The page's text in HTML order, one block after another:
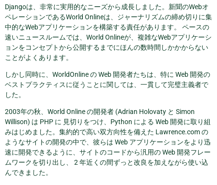
Djangoは、非常に実用的なニーズから成長しました。新聞のWebオ
ペレーションであるWorld Onlineは、ジャーナリズムの締め切りに集
中的なWebアプリケーションを構築する責任があります。 ペースの
速いニュースルームでは、World Onlineが、複雑なWebアプリケーシ
ョンをコンセプトから公開するまでにほんの数時間しかかからない
ことがよくあります。
しかし同時に、WorldOnline の Web 開発者たちは、特に Web 開発の
ベストプラクティスに従うことに関しては、一貫して完璧主義者で
した。
2003年の秋、World Online の開発者 (Adrian Holovaty と Simon
Willison) は PHP に 見切りをつけ、Python による Web 開発に取り組
みはじめました。集約的で高い双方向性を備えた Lawrence.com の
ようなサイトの開発の中で、彼らは Web アプリケーションをより迅
速に開発できるように、サイトのコードから汎用の Web 開発フレー
ムワークを切り出し、 2 年近くの間ずっと改良を加えながら使い込
んできました。